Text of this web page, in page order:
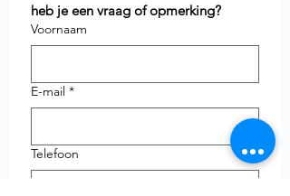
heb je een vraag of opmerking?
Voornaam
E-mail *
Telefoon